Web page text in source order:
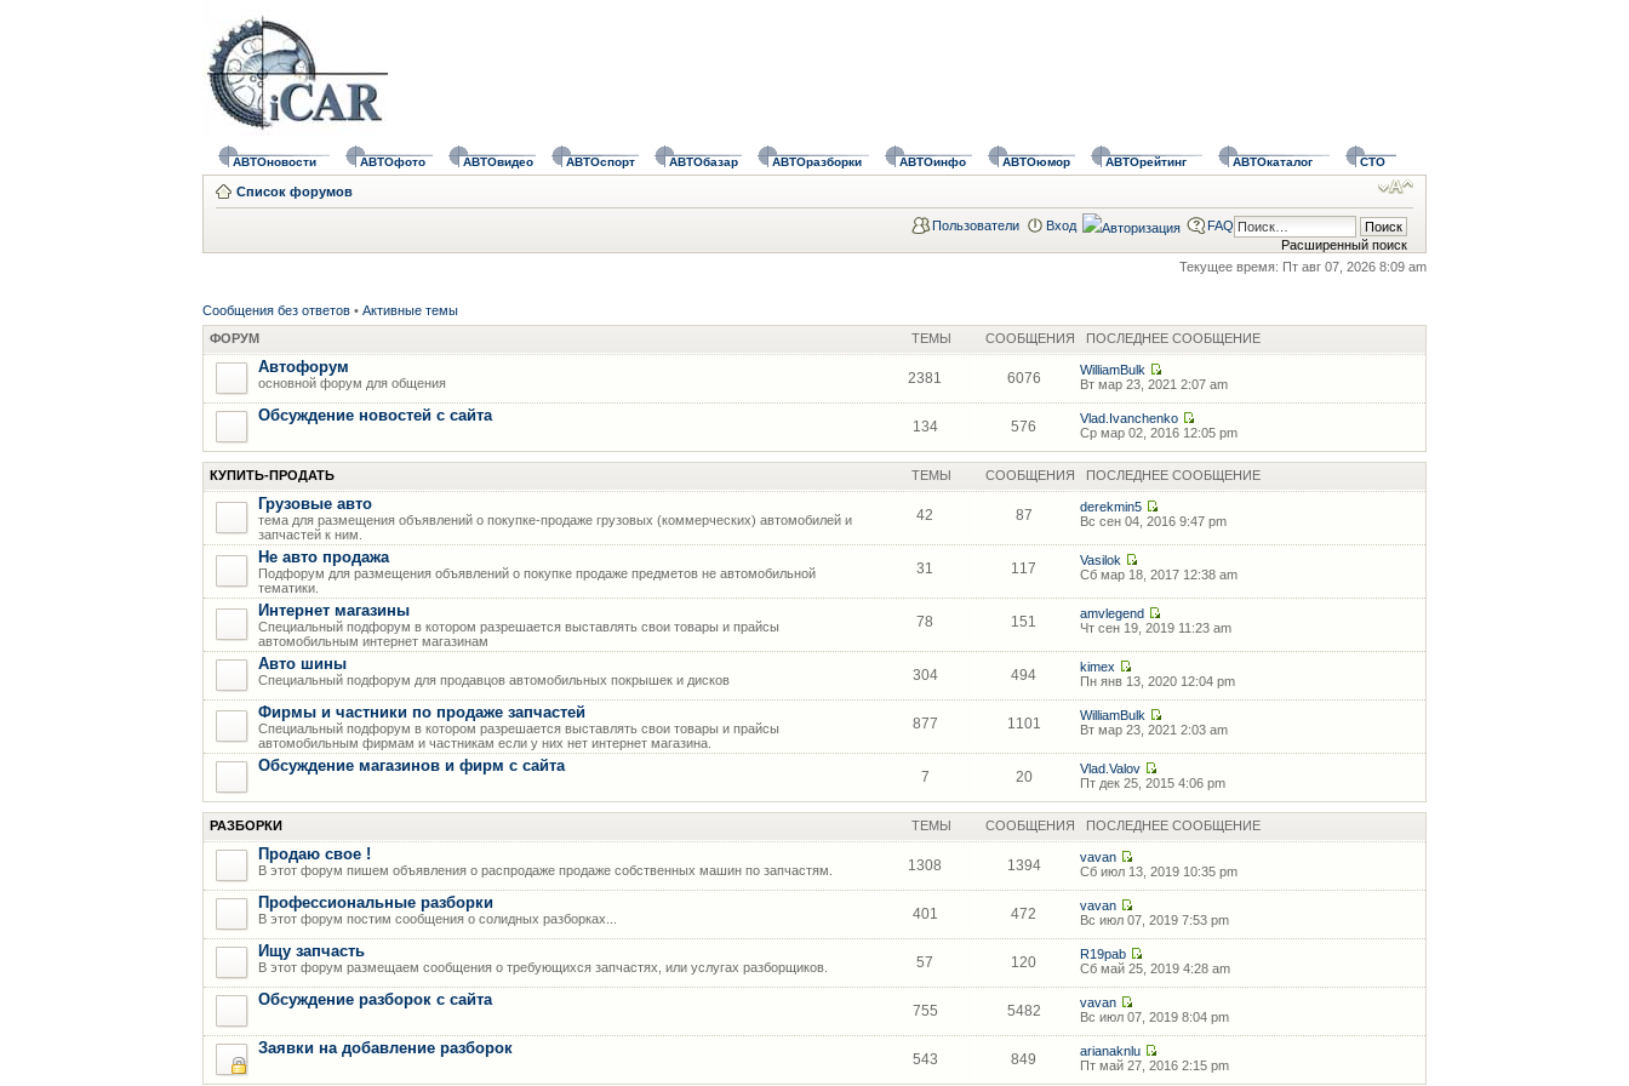
АВТОновости АВТОфото АВТОвидео АВТОспорт АВТОбазар АВТОразборки АВТОинфо АВТОюмор АВТОрейтинг АВТОкаталог СТО
Список форумов
Расширенный поиск
Пользователи Вход FAQ
Текущее время: Пт авг 07, 2026 8:09 am
Сообщения без ответов • Активные темы
ФОРУМ
ТЕМЫ СООБЩЕНИЯ ПОСЛЕДНЕЕ СООБЩЕНИЕ
Автофорум
основной форум для общения 2381 6076
WilliamBulk
Вт мар 23, 2021 2:07 am
Обсуждение новостей с сайта
134 576
Vlad.Ivanchenko
Ср мар 02, 2016 12:05 pm
КУПИТЬ-ПРОДАТЬ ТЕМЫ СООБЩЕНИЯ ПОСЛЕДНЕЕ СООБЩЕНИЕ
Грузовые авто
тема для размещения объявлений о покупке-продаже грузовых (коммерческих) автомобилей и
запчастей к ним.
42 87
derekmin5
Вс сен 04, 2016 9:47 pm
Не авто продажа
Подфорум для размещения объявлений о покупке продаже предметов не автомобильной
тематики.
31 117
Vasilok
Сб мар 18, 2017 12:38 am
Интернет магазины
Специальный подфорум в котором разрешается выставлять свои товары и прайсы
автомобильным интернет магазинам
78 151
amvlegend
Чт сен 19, 2019 11:23 am
Авто шины
Специальный подфорум для продавцов автомобильных покрышек и дисков 304 494
kimex
Пн янв 13, 2020 12:04 pm
Фирмы и частники по продаже запчастей
Специальный подфорум в котором разрешается выставлять свои товары и прайсы
автомобильным фирмам и частникам если у них нет интернет магазина.
877 1101
WilliamBulk
Вт мар 23, 2021 2:03 am
Обсуждение магазинов и фирм с сайта
7 20
Vlad.Valov
Пт дек 25, 2015 4:06 pm
РАЗБОРКИ ТЕМЫ СООБЩЕНИЯ ПОСЛЕДНЕЕ СООБЩЕНИЕ
Продаю свое !
В этот форум пишем объявления о распродаже продаже собственных машин по запчастям. 1308 1394
vavan
Сб июл 13, 2019 10:35 pm
Профессиональные разборки
В этот форум постим сообщения о солидных разборках... 401 472
vavan
Вс июл 07, 2019 7:53 pm
Ищу запчасть
В этот форум размещаем сообщения о требующихся запчастях, или услугах разборщиков. 57 120
R19pab
Сб май 25, 2019 4:28 am
Обсуждение разборок с сайта
755 5482
vavan
Вс июл 07, 2019 8:04 pm
Заявки на добавление разборок
543 849
arianaknlu
Пт май 27, 2016 2:15 pm